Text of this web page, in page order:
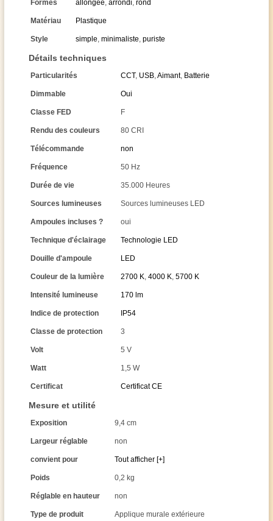
Formes allongée, arrondi, rond
Matériau Plastique
Style simple, minimaliste, puriste
Détails techniques
Particularités CCT, USB,Aimant, Batterie
Dimmable Oui
Classe FED F
Rendu des couleurs 80 CRI
Télécommande non
Fréquence 50 Hz
Durée de vie 35.000 Heures
Sources lumineuses Sources lumineuses LED
Ampoules incluses ? oui
Technique d'éclairage Technologie LED
Douille d'ampoule LED
Couleur de la lumière 2700 K, 4000 K, 5700 K
Intensité lumineuse 170 lm
Indice de protection IP54
Classe de protection 3
Volt 5 V
Watt 1,5 W
Certificat Certificat CE
Mesure et utilité
Exposition 9,4 cm
Largeur réglable non
convient pour Tout afficher [+]
Poids 0,2 kg
Réglable en hauteur non
Type de produit Applique murale extérieure